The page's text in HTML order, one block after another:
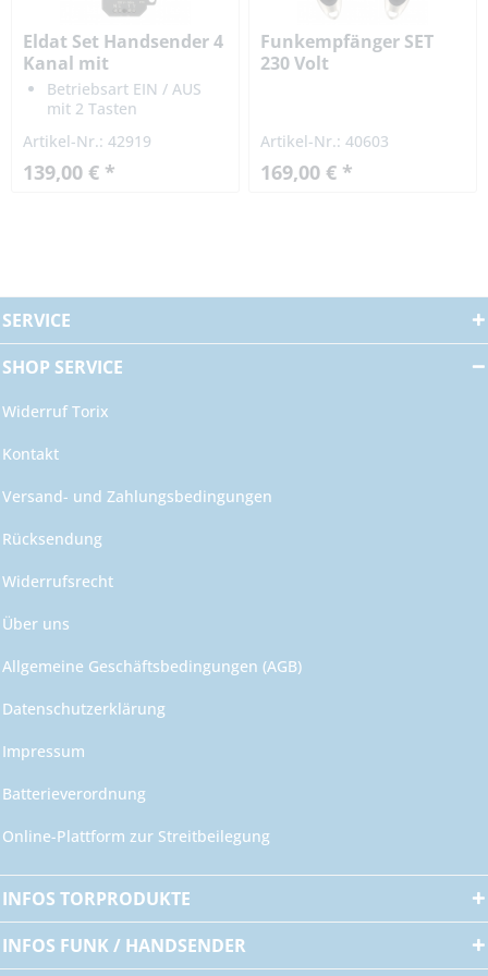
Eldat Set Handsender 4
Kanal mit
Unterputzempfänger-
Set RT42E5004-01-21K
Betriebsart EIN / AUS
mit 2 Tasten
mit 1- Tastvorgang (<
1,6s)
Totmannfunktion
Artikel-Nr.: 42919
139,00 € *
Funkempfänger SET
230 Volt
Artikel-Nr.: 40603
169,00 € *
SERVICE
SHOP SERVICE
Widerruf Torix
Kontakt
Versand- und Zahlungsbedingungen
Rücksendung
Widerrufsrecht
Über uns
Allgemeine Geschäftsbedingungen (AGB)
Datenschutzerklärung
Impressum
Batterieverordnung
Online-Plattform zur Streitbeilegung
INFOS TORPRODUKTE
INFOS FUNK / HANDSENDER